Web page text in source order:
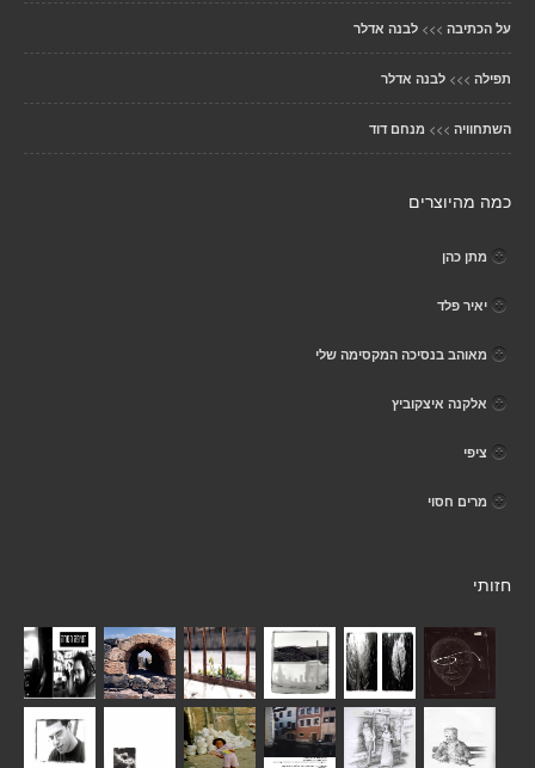
על הכתיבה >>> לבנה אדלר
תפילה >>> לבנה אדלר
השתחוויה >>> מנחם דוד
כמה מהיוצרים
מתן כהן
יאיר פלד
מאוהב בנסיכה המקסימה שלי
אלקנה איצקוביץ
ציפי
מרים חסוי
חזותי